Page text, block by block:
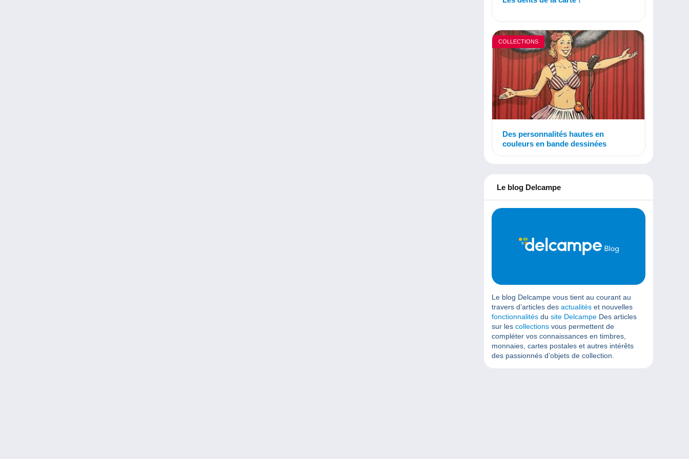
COLLECTIONS
Des personnalités hautes en
couleurs en bande dessinées
Le blog Delcampe
Le blog Delcampe vous tient au courant au
travers d’articles des actualités et nouvelles
fonctionnalités du site Delcampe Des articles
sur les collections vous permettent de
compléter vos connaissances en timbres,
monnaies, cartes postales et autres intérêts
des passionnés d’objets de collection.